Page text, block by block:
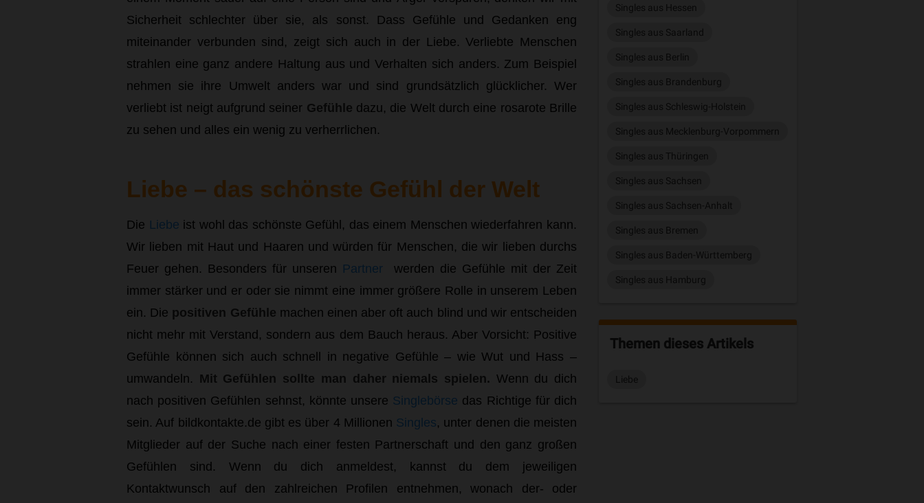
Sicherheit schlechter über sie, als sonst. Dass Gefühle und Gedanken eng
miteinander verbunden sind, zeigt sich auch in der Liebe. Verliebte Menschen
strahlen eine ganz andere Haltung aus und Verhalten sich anders. Zum Beispiel
nehmen sie ihre Umwelt anders war und sind grundsätzlich glücklicher. Wer
verliebt ist neigt aufgrund seiner Gefühle dazu, die Welt durch eine rosarote Brille
zu sehen und alles ein wenig zu verherrlichen.
Liebe – das schönste Gefühl der Welt
Die Liebe ist wohl das schönste Gefühl, das einem Menschen wiederfahren kann.
Wir lieben mit Haut und Haaren und würden für Menschen, die wir lieben durchs
Feuer gehen. Besonders für unseren Partner werden die Gefühle mit der Zeit
immer stärker und er oder sie nimmt eine immer größere Rolle in unserem Leben
ein. Die positiven Gefühle machen einen aber oft auch blind und wir entscheiden
nicht mehr mit Verstand, sondern aus dem Bauch heraus. Aber Vorsicht: Positive
Gefühle können sich auch schnell in negative Gefühle – wie Wut und Hass –
umwandeln.
Mit Gefühlen sollte man daher niemals spielen. Wenn du dich
nach positiven Gefühlen sehnst, könnte unsere Singlebörse das Richtige für dich
sein. Auf bildkontakte.de gibt es über 4 Millionen Singles, unter denen die meisten
Mitglieder auf der Suche nach einer festen Partnerschaft und den ganz großen
Gefühlen sind. Wenn du dich anmeldest, kannst du dem jeweiligen
Kontaktwunsch auf den zahlreichen Profilen entnehmen, wonach der- oder
Singles aus Hessen
Singles aus Saarland
Singles aus Berlin
Singles aus Brandenburg
Singles aus Schleswig-Holstein
Singles aus Mecklenburg-Vorpommern
Singles aus Thüringen
Singles aus Sachsen
Singles aus Sachsen-Anhalt
Singles aus Bremen
Singles aus Baden-Württemberg
Singles aus Hamburg
Themen dieses Artikels
Liebe